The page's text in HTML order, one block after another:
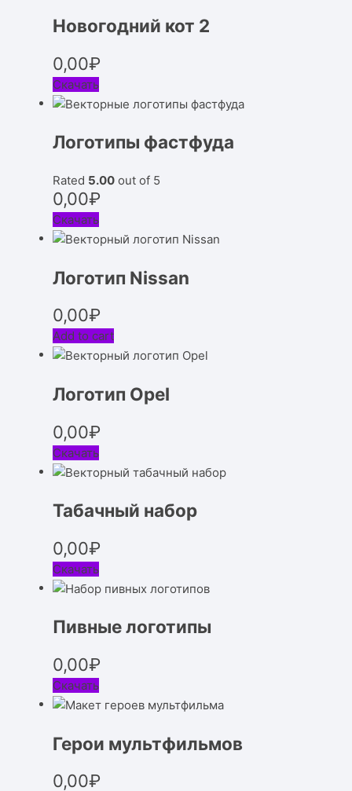
Новогодний кот 2
0,00₽
Скачать
Логотипы фастфуда
Rated 5.00 out of 5
0,00₽
Скачать
Логотип Nissan
0,00₽
Add to cart
Логотип Opel
0,00₽
Скачать
Табачный набор
0,00₽
Скачать
Пивные логотипы
0,00₽
Скачать
Герои мультфильмов
0,00₽